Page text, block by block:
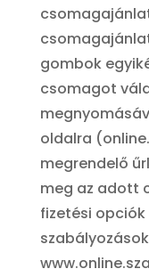
gombok
csomagot
oldalra
megrendelő
meg az adott
fizetési
www.online.